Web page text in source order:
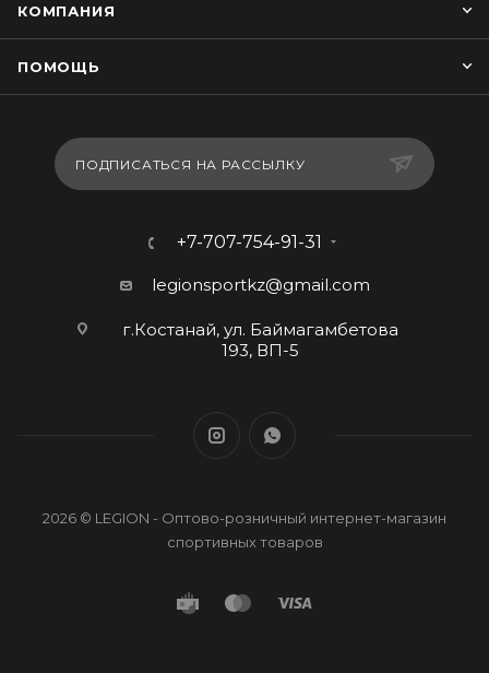
КОМПАНИЯ
ПОМОЩЬ
ПОДПИСАТЬСЯ НА РАССЫЛКУ
+7-707-754-91-31
legionsportkz@gmail.com
г.Костанай, ул. Баймагамбетова
193, ВП-5
2026 © LEGION - Оптово-розничный интернет-магазин
спортивных товаров